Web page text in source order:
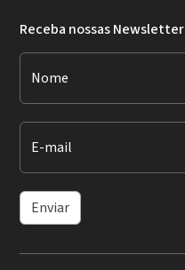
Receba nossas Newsletter
Nome
E-mail
Enviar